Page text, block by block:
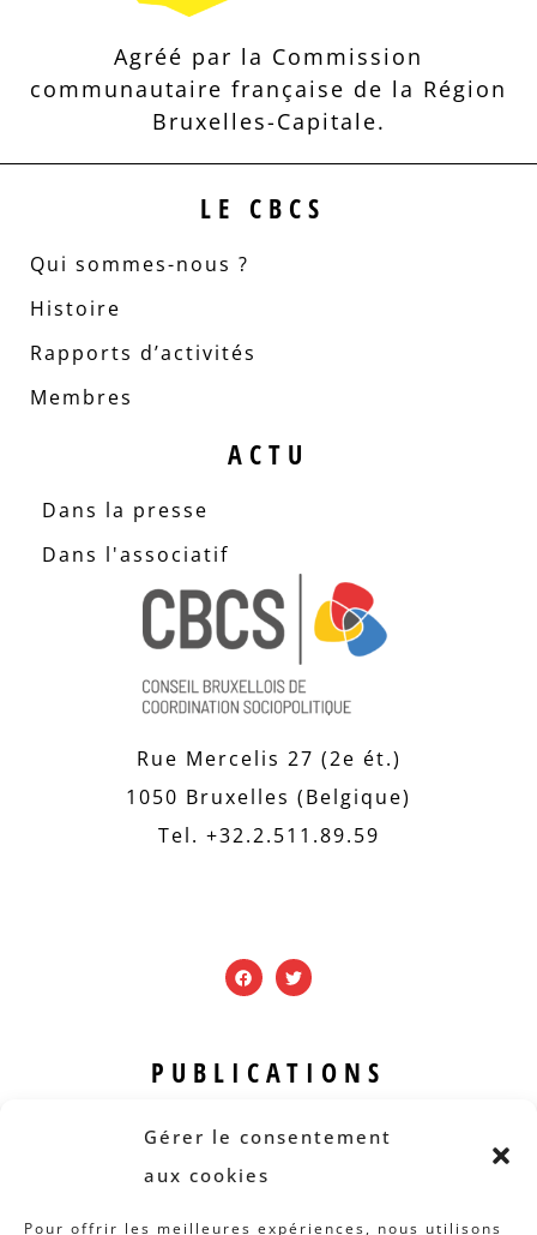
Gérer le consentement
aux cookies
Pour offrir les meilleures expériences, nous utilisons
Agréé par la Commission
communautaire française de la Région
Bruxelles-Capitale.
LE CBCS
Qui sommes-nous ?
Histoire
Rapports d’activités
Membres
ACTU
Dans la presse
Dans l'associatif
Rue Mercelis 27 (2e ét.)
1050 Bruxelles (Belgique)
Tel. +32.2.511.89.59
PUBLICATIONS
Revue B.I.S.
Rapports et analyses
Articles